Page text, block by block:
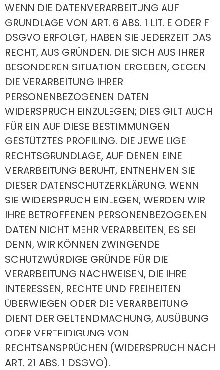
WENN DIE DATENVERARBEITUNG AUF
GRUNDLAGE VON ART. 6 ABS. 1 LIT. E ODER F
DSGVO ERFOLGT, HABEN SIE JEDERZEIT DAS
RECHT, AUS GRÜNDEN, DIE SICH AUS IHRER
BESONDEREN SITUATION ERGEBEN, GEGEN
DIE VERARBEITUNG IHRER
PERSONENBEZOGENEN DATEN
WIDERSPRUCH EINZULEGEN; DIES GILT AUCH
FÜR EIN AUF DIESE BESTIMMUNGEN
GESTÜTZTES PROFILING. DIE JEWEILIGE
RECHTSGRUNDLAGE, AUF DENEN EINE
VERARBEITUNG BERUHT, ENTNEHMEN SIE
DIESER DATENSCHUTZERKLÄRUNG. WENN
SIE WIDERSPRUCH EINLEGEN, WERDEN WIR
IHRE BETROFFENEN PERSONENBEZOGENEN
DATEN NICHT MEHR VERARBEITEN, ES SEI
DENN, WIR KÖNNEN ZWINGENDE
SCHUTZWÜRDIGE GRÜNDE FÜR DIE
VERARBEITUNG NACHWEISEN, DIE IHRE
INTERESSEN, RECHTE UND FREIHEITEN
ÜBERWIEGEN ODER DIE VERARBEITUNG
DIENT DER GELTENDMACHUNG, AUSÜBUNG
ODER VERTEIDIGUNG VON
RECHTSANSPRÜCHEN (WIDERSPRUCH NACH
ART. 21 ABS. 1 DSGVO).